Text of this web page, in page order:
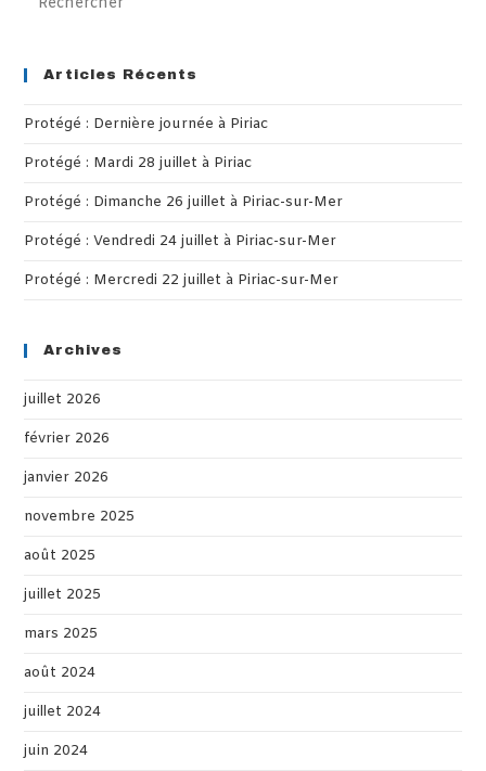
Articles Récents
Protégé : Dernière journée à Piriac
Protégé : Mardi 28 juillet à Piriac
Protégé : Dimanche 26 juillet à Piriac-sur-Mer
Protégé : Vendredi 24 juillet à Piriac-sur-Mer
Protégé : Mercredi 22 juillet à Piriac-sur-Mer
Archives
juillet 2026
février 2026
janvier 2026
novembre 2025
août 2025
juillet 2025
mars 2025
août 2024
juillet 2024
juin 2024